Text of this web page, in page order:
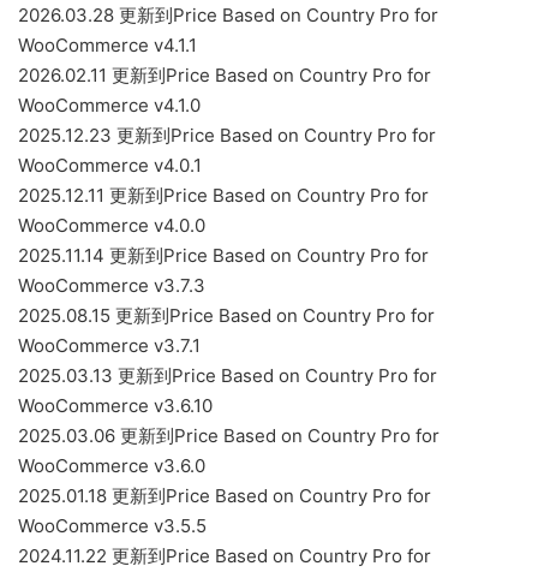
2026.03.28 更新到Price Based on Country Pro for
WooCommerce v4.1.1
2026.02.11 更新到Price Based on Country Pro for
WooCommerce v4.1.0
2025.12.23 更新到Price Based on Country Pro for
WooCommerce v4.0.1
2025.12.11 更新到Price Based on Country Pro for
WooCommerce v4.0.0
2025.11.14 更新到Price Based on Country Pro for
WooCommerce v3.7.3
2025.08.15 更新到Price Based on Country Pro for
WooCommerce v3.7.1
2025.03.13 更新到Price Based on Country Pro for
WooCommerce v3.6.10
2025.03.06 更新到Price Based on Country Pro for
WooCommerce v3.6.0
2025.01.18 更新到Price Based on Country Pro for
WooCommerce v3.5.5
2024.11.22 更新到Price Based on Country Pro for